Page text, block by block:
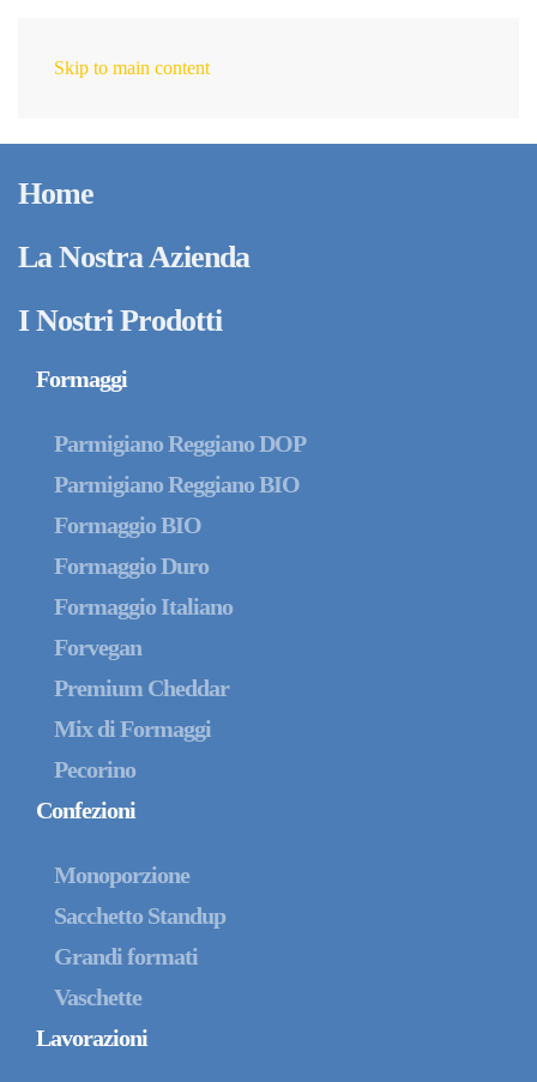
Skip to main content
Home
La Nostra Azienda
I Nostri Prodotti
Formaggi
Parmigiano Reggiano DOP
Parmigiano Reggiano BIO
Formaggio BIO
Formaggio Duro
Formaggio Italiano
Forvegan
Premium Cheddar
Mix di Formaggi
Pecorino
Confezioni
Monoporzione
Sacchetto Standup
Grandi formati
Vaschette
Lavorazioni